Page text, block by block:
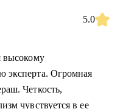
5.0
высокому
эксперта. Огромная
Четкость,
чувствуется в ее